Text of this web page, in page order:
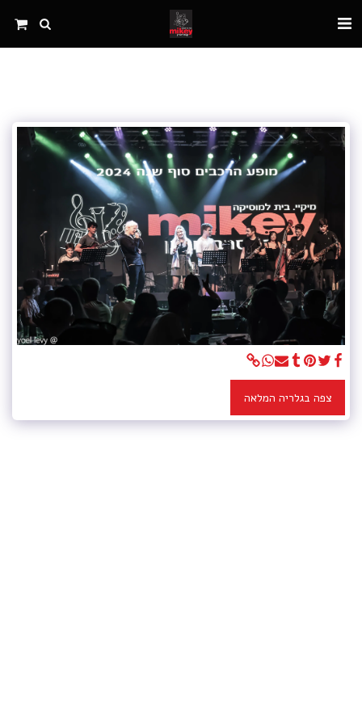
צפה בגלריה המלאה